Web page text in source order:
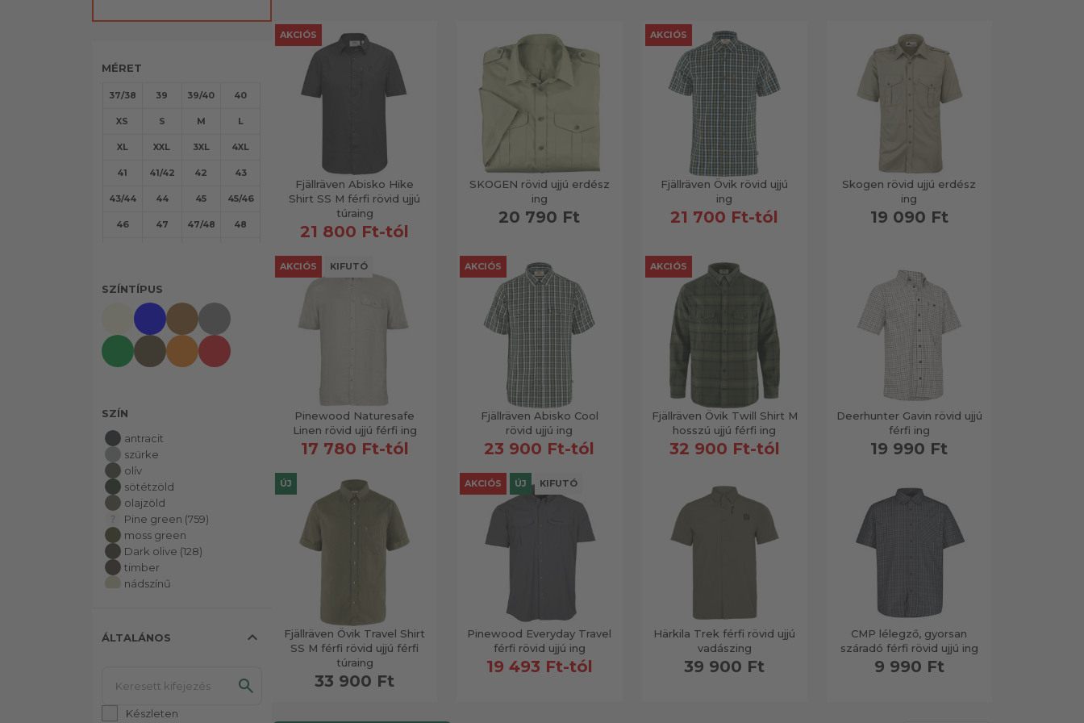
Fjällräven Abisko Hike
Shirt SS M férfi rövid ujjú
túraing
AKCIÓS
21 800 Ft-tól
SKOGEN rövid ujjú erdész
ing
20 790 Ft
Fjällräven Övik rövid ujjú
ing
AKCIÓS
21 700 Ft-tól
Skogen rövid ujjú erdész
ing
19 090 Ft
Pinewood Naturesafe
Linen rövid ujjú férfi ing
AKCIÓS KIFUTÓ
17 780 Ft-tól
Fjällräven Abisko Cool
rövid ujjú ing
AKCIÓS
23 900 Ft-tól
Fjällräven Övik Twill Shirt M
hosszú ujjú férfi ing
AKCIÓS
32 900 Ft-tól
Deerhunter Gavin rövid ujjú
férfi ing
19 990 Ft
Fjällräven Övik Travel Shirt
SS M férfi rövid ujjú férfi
túraing
ÚJ
33 900 Ft
Pinewood Everyday Travel
férfi rövid ujjú ing
AKCIÓS ÚJ KIFUTÓ
19 493 Ft-tól
Härkila Trek férfi rövid ujjú
vadászing
39 900 Ft
CMP lélegző, gyorsan
száradó férfi rövid ujjú ing
9 990 Ft
MÉRET
37/38 39 39/40 40
XS S M L
XL XXL 3XL 4XL
41 41/42 42 43
43/44 44 45 45/46
46 47 47/48 48
SZÍNTÍPUS
SZÍN
antracit
szürke
olív
sötétzöld
olajzöld
Pine green (759)
moss green
Dark olive (128)
timber
nádszínű
Collegiate Navy
mittelblau
Laurel Green-Chalk
ÁLTALÁNOS expand_less
Készleten